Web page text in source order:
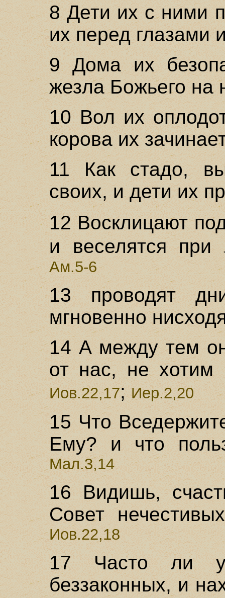
8 Дети их с ними
их перед глазами
9 Дома их
жезла Божьего на
10 Вол их
корова их
11 Как стадо,
своих, и дети их
12 Восклицают
и веселятся при
Ам.5-6
13 проводят
мгновенно
14 А между тем
от нас, не хотим
Иов.22,17;Иер.2,20
15 Что
Ему? и что
Мал.3,14
16 Видишь,
Совет
Иов.22,18
17 Часто ли
беззаконных, и